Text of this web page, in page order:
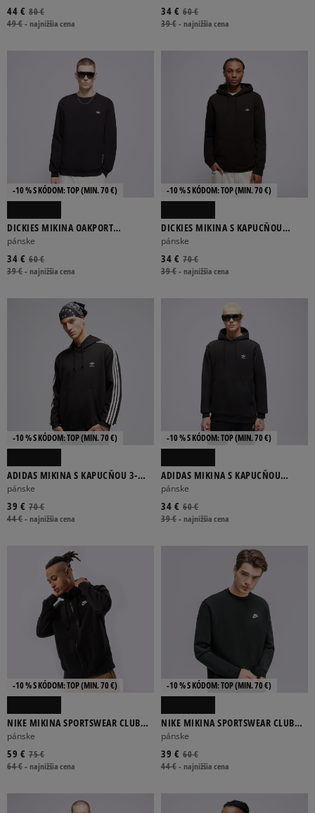
80 €
44 €
49 €-najnižšia cena
60 €
34 €
39 €-najnižšia cena
-10 % S KÓDOM: TOP (MIN. 70 €)
DICKIES MIKINA OAKPORT
SWEATSHIRT
pánske
60 €
34 €
39 €-najnižšia cena
-10 % S KÓDOM: TOP (MIN. 70 €)
DICKIES MIKINA S KAPUCŇOU
OAKPORT HOODIE
pánske
70 €
34 €
39 €-najnižšia cena
-10 % S KÓDOM: TOP (MIN. 70 €)
ADIDAS MIKINA S KAPUCŇOU 3-
STRIPES HOODY
pánske
70 €
39 €
44 €-najnižšia cena
-10 % S KÓDOM: TOP (MIN. 70 €)
ADIDAS MIKINA S KAPUCŇOU
ESSENTIAL HOODY
pánske
60 €
34 €
39 €-najnižšia cena
-10 % S KÓDOM: TOP (MIN. 70 €)
NIKE MIKINA SPORTSWEAR CLUB
FLEECE
pánske
75 €
59 €
64 €-najnižšia cena
-10 % S KÓDOM: TOP (MIN. 70 €)
NIKE MIKINA SPORTSWEAR CLUB
FLEECE
pánske
60 €
39 €
44 €-najnižšia cena